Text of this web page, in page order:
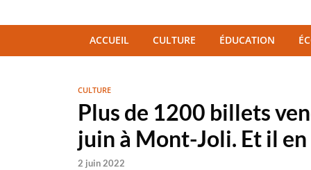
TVM
ACCUEIL CULTURE ÉDUCATION
CULTURE
Plus de 1200 billets
juin à Mont-Joli. Et il
2 juin 2022